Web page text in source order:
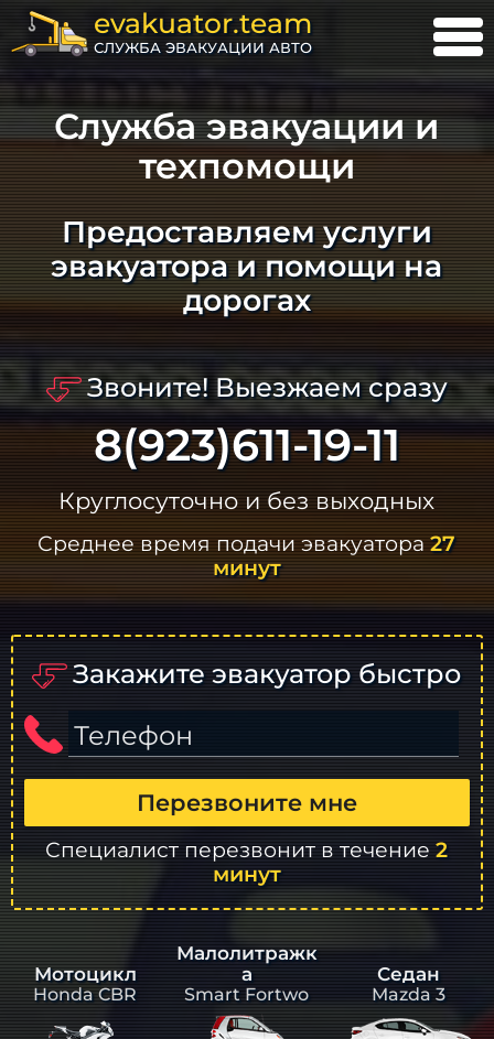
evakuator.team
СЛУЖБА ЭВАКУАЦИИ АВТО
Служба эвакуации и
техпомощи
Предоставляем услуги
эвакуатора и помощи на
дорогах
Звоните! Выезжаем сразу
8(923)611-19-11
Круглосуточно и без выходных
Среднее время подачи эвакуатора27
минут
Закажите эвакуатор быстро
Телефон
Перезвоните мне
Специалист перезвонит в течение2
минут
Мотоцикл
Honda CBR
Малолитражк
а
Smart Fortwo
Седан
Mazda 3